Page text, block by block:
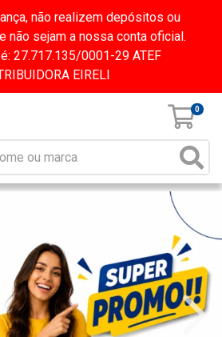
não realizem depósitos ou
não sejam a nossa conta oficial.
27.717.135/0001-29 ATEF
EIRELI
0